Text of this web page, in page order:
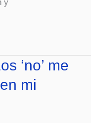
y
‘no’ me
mi